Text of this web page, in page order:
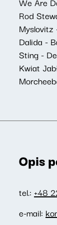
Rod
Myslovitz
Dalida -
Sting -
Kwiat
Opis
tel.: +48
e-mail: